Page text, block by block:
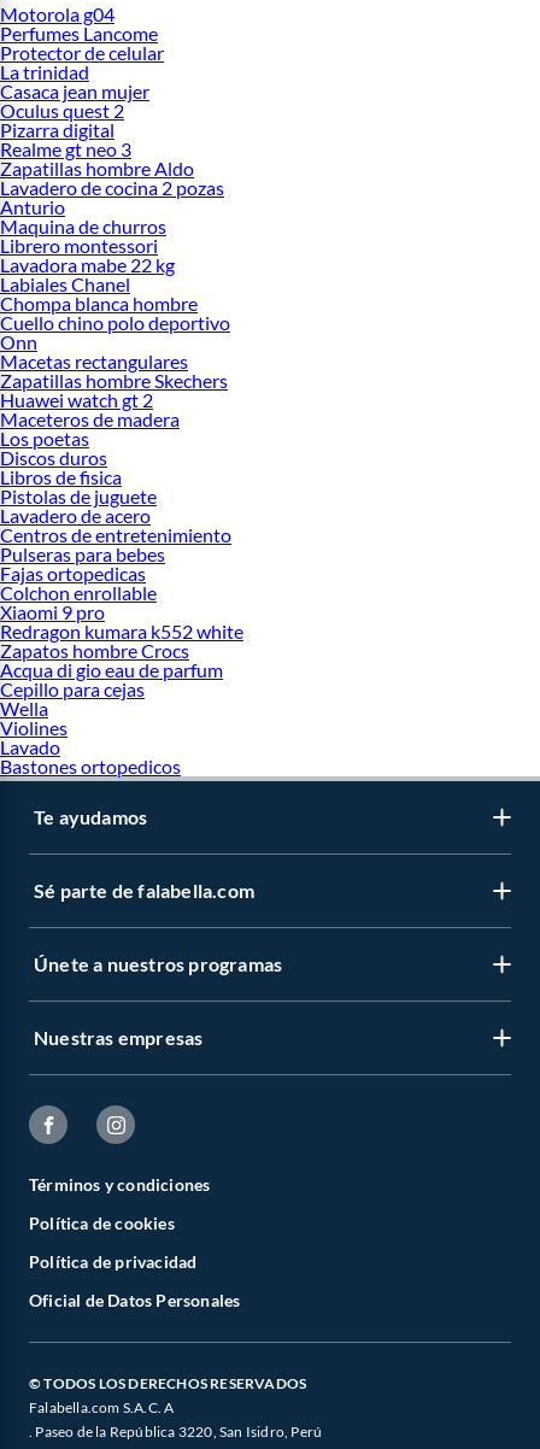
Motorola g04
Perfumes Lancome
Protector de celular
La trinidad
Casaca jean mujer
Oculus quest 2
Pizarra digital
Realme gt neo 3
Zapatillas hombre Aldo
Lavadero de cocina 2 pozas
Anturio
Maquina de churros
Librero montessori
Lavadora mabe 22 kg
Labiales Chanel
Chompa blanca hombre
Cuello chino polo deportivo
Onn
Macetas rectangulares
Zapatillas hombre Skechers
Huawei watch gt 2
Maceteros de madera
Los poetas
Discos duros
Libros de fisica
Pistolas de juguete
Lavadero de acero
Centros de entretenimiento
Pulseras para bebes
Fajas ortopedicas
Colchon enrollable
Xiaomi 9 pro
Redragon kumara k552 white
Zapatos hombre Crocs
Acqua di gio eau de parfum
Cepillo para cejas
Wella
Violines
Lavado
Bastones ortopedicos
Te ayudamos
Sé parte de falabella.com
Únete a nuestros programas
Nuestras empresas
Términos y condiciones
Política de cookies
Política de privacidad
Oficial de Datos Personales
© TODOS LOS DERECHOS RESERVADOS
Falabella.com S.A.C. A
. Paseo de la República 3220, San Isidro, Perú